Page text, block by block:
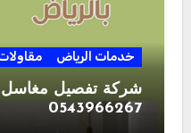
خدمات الرياض
شركة تفصيل مغاسل
0543966267